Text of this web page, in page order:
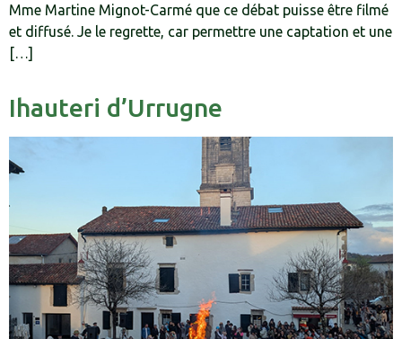
Mme Martine Mignot-Carmé que ce débat puisse être filmé
et diffusé. Je le regrette, car permettre une captation et une
[…]
Ihauteri d’Urrugne